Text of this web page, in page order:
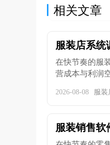
相关文章
服装店系统
在快节奏的服
营成本与利润
2026-08-08 服装
服装销售软